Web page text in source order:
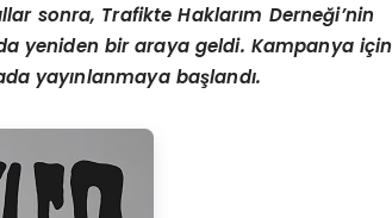
sonra, Trafikte Haklarım Derneği’nin
yeniden bir araya geldi. Kampanya için
yayınlanmaya başlandı.